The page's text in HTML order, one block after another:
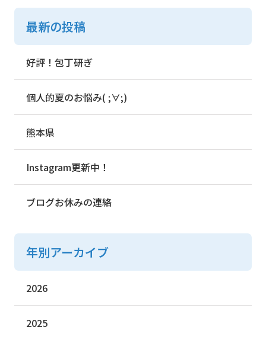
最新の投稿
好評！包丁研ぎ
個人的夏のお悩み( ;∀;)
熊本県
Instagram更新中！
ブログお休みの連絡
年別アーカイブ
2026
2025